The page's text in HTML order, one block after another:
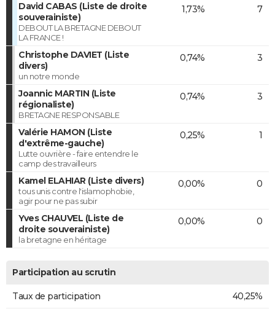
David CABAS (Liste de droite
souverainiste)
DEBOUT LA BRETAGNE DEBOUT
LA FRANCE !
1,73% 7
Christophe DAVIET (Liste
divers)
un notre monde
0,74% 3
Joannic MARTIN (Liste
régionaliste)
BRETAGNE RESPONSABLE
0,74% 3
Valérie HAMON (Liste
d'extrême-gauche)
Lutte ouvrière - faire entendre le
camp des travailleurs
0,25% 1
Kamel ELAHIAR (Liste divers)
tous unis contre l'islamophobie,
agir pour ne pas subir
0,00% 0
Yves CHAUVEL (Liste de
droite souverainiste)
la bretagne en héritage
0,00% 0
Participation au scrutin
Taux de participation 40,25%